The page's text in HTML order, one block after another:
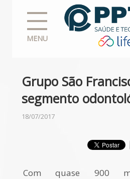
MENU
Grupo São
segmento
18/07/2017
Com quase 900